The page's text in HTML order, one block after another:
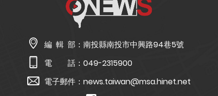
編 輯 部： 南投縣南投市中興路94巷5號
電 話： 049-2315900
電子郵件： news.taiwan@msa.hinet.net